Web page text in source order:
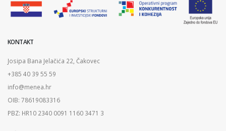
KONTAKT
Josipa Bana Jelačića 22, Čakovec
+385 40 39 55 59
info@menea.hr
OIB: 78619083316
PBZ: HR10 2340 0091 1160 3471 3